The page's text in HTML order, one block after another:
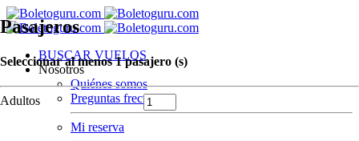
BUSCAR VUELOS
Nosotros
Quiénes somos
Preguntas frecuentes
Mi reserva
Pasajeros
Seleccionar al menos 1 pasajero (s)
Adultos